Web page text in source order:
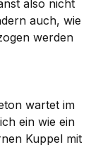
also nicht
auch, wie
werden
wartet im
ein wie ein
Kuppel mit